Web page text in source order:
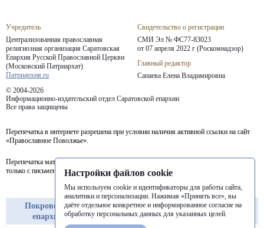
Учредитель
Централизованная православная
религиозная организация Саратовская
Епархия Русской Православной Церкви
(Московский Патриархат)
Патриархия.ru
Свидетельство о регистрации
СМИ Эл № ФС77-83023
от 07 апреля 2022 г (Роскомнадзор)
Главный редактор
Сапаева Елена Владимировна
© 2004-2026
Информационно-издательский отдел Саратовской епархии
Все права защищены
Перепечатка в интернете разрешена при условии наличия активной ссылки на сайт
«Православное Поволжье».
Перепечатка материалов портала в печатных изданиях (книгах, прессе) возможна
только с письменного разрешения редакции.
Покровская
епархия
Балашовская
епархия
Балаковская
епархия
Настройки файлов cookie
Мы используем cookie и идентификаторы для работы сайта,
аналитики и персонализации. Нажимая «Принять все», вы
даёте отдельное конкретное и информированное согласие на
обработку персональных данных для указанных целей.